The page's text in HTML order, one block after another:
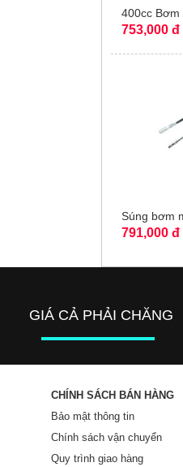
400cc Bơm
753,000 đ
Súng bơm
791,000 đ
GIÁ CẢ PHẢI CHĂNG
CHÍNH SÁCH BÁN HÀNG
Bảo mật thông tin
Chính sách vận chuyển
Quy trình giao hàng